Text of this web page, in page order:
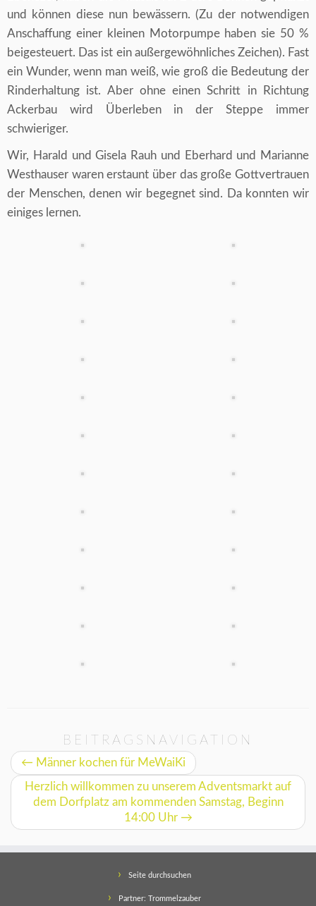
und können diese nun bewässern. (Zu der notwendigen
Anschaffung einer kleinen Motorpumpe haben sie 50 %
beigesteuert. Das ist ein außergewöhnliches Zeichen). Fast
ein Wunder, wenn man weiß, wie groß die Bedeutung der
Rinderhaltung ist. Aber ohne einen Schritt in Richtung
Ackerbau wird Überleben in der Steppe immer
schwieriger.
Wir, Harald und Gisela Rauh und Eberhard und Marianne
Westhauser waren erstaunt über das große Gottvertrauen
der Menschen, denen wir begegnet sind. Da konnten wir
einiges lernen.
BEITRAGSNAVIGATION
← Männer kochen für MeWaiKi
Herzlich willkommen zu unserem Adventsmarkt auf
dem Dorfplatz am kommenden Samstag, Beginn
14:00 Uhr →
Seite durchsuchen
Partner: Trommelzauber